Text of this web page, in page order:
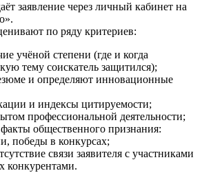
заявление через личный кабинет на
по ряду критериев:
учёной степени (где и когда
тему соискатель защитился);
и определяют инновационные
и индексы цитируемости;
профессиональной деятельности;
общественного признания:
победы в конкурсах;
связи заявителя с участниками
конкурентами.